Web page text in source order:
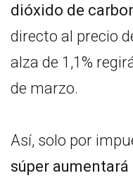
dióxido de
directo al precio
alza de 1,1%
de marzo.
Así, solo por
súper aumentará